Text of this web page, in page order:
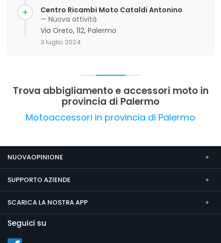
moto nuove e usate che nell'assistenza tecnica.
La clientela apprezza in particolare la
professionalità, la cortesia e la preparazione del
personale, oltre alla passione e all'esperienza
dimostrate nell'officina. Si riscontrano alcune
gode di una valutazione complessiva positiva,
affidabile nel settore.
Centro Ricambi Moto Cataldi Antonino
— Nuova attività
Via Oreto, 112, Palermo
3 luglio 2024
Trova abbigliamento e accessori moto in
provincia di Palermo
Motoaccessori in provincia di Palermo
NUOVAOPINIONE
SUPPORTO AZIENDE
SCARICA LA NOSTRA APP
Seguici su